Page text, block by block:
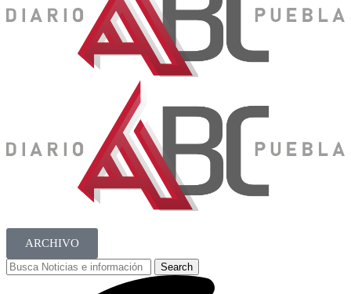
ARCHIVO